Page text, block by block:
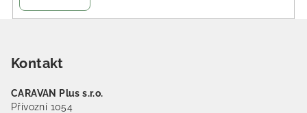
Kontakt
CARAVAN Plus s.r.o.
Přívozní 1054